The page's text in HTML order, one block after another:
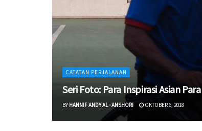
CATATAN PERJALANAN
Seri Foto: Para Inspirasi Asian
BY HANNIF ANDY AL - ANSHORI OKTOBER 6, 2018